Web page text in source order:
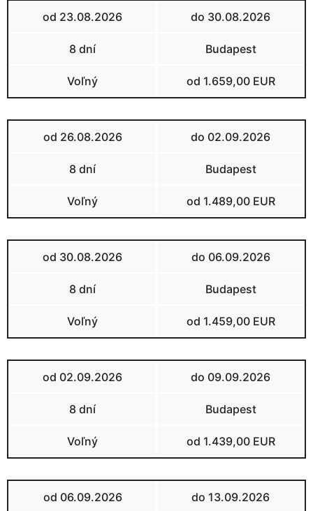
od 23.08.2026 do 30.08.2026
8 dní Budapest
Voľný od 1.659,00 EUR
od 26.08.2026 do 02.09.2026
8 dní Budapest
Voľný od 1.489,00 EUR
od 30.08.2026 do 06.09.2026
8 dní Budapest
Voľný od 1.459,00 EUR
od 02.09.2026 do 09.09.2026
8 dní Budapest
Voľný od 1.439,00 EUR
od 06.09.2026 do 13.09.2026